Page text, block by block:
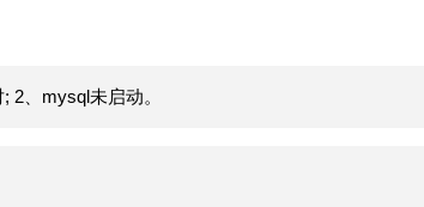
2、mysql未启动。